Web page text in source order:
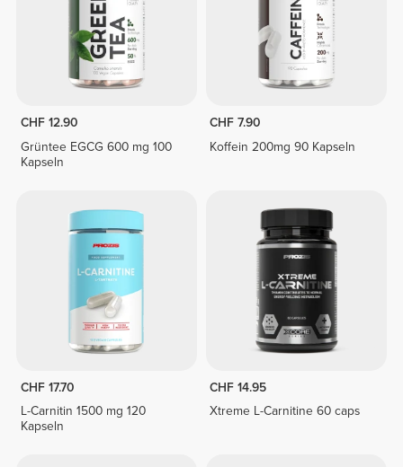
CHF 12.90
Grüntee EGCG 600 mg 100
Kapseln
CHF 7.90
Koffein 200mg 90 Kapseln
CHF 17.70
L-Carnitin 1500 mg 120
Kapseln
CHF 14.95
Xtreme L-Carnitine 60 caps